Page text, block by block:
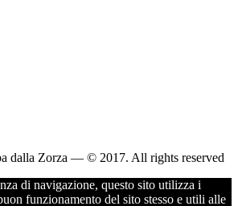
dalla Zorza — © 2017. All rights reserved
di navigazione, questo sito utilizza i
funzionamento del sito stesso e utili alle